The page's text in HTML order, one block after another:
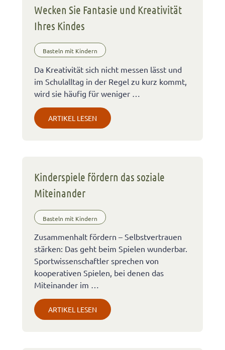
Wecken Sie Fantasie und Kreativität
Ihres Kindes
Basteln mit Kindern
Da Kreativität sich nicht messen lässt und
im Schulalltag in der Regel zu kurz kommt,
wird sie häufig für weniger …
ARTIKEL LESEN
Kinderspiele fördern das soziale
Miteinander
Basteln mit Kindern
Zusammenhalt fördern – Selbstvertrauen
stärken: Das geht beim Spielen wunderbar.
Sportwissenschaftler sprechen von
kooperativen Spielen, bei denen das
Miteinander im …
ARTIKEL LESEN